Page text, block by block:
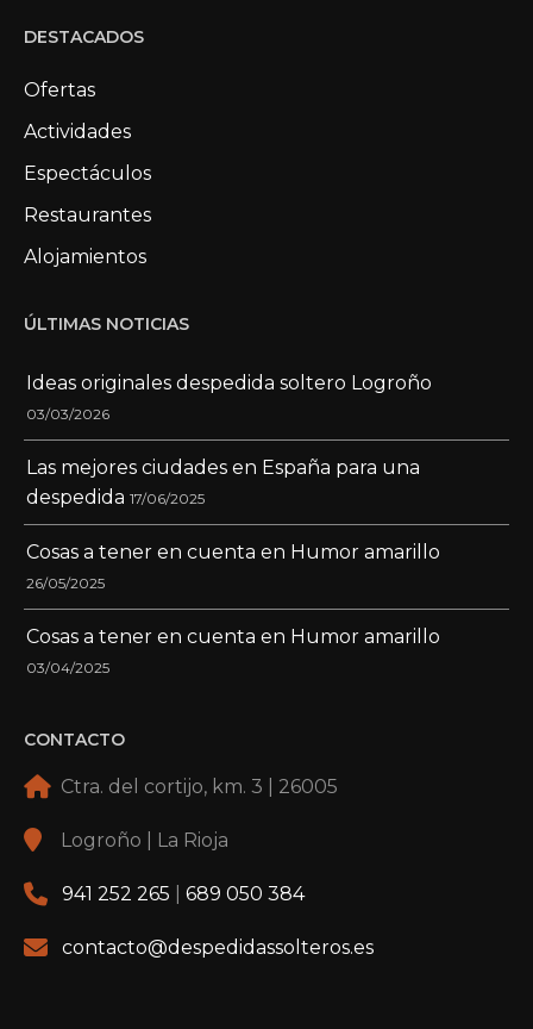
DESTACADOS
Ofertas
Actividades
Espectáculos
Restaurantes
Alojamientos
ÚLTIMAS NOTICIAS
Ideas originales despedida soltero Logroño
03/03/2026
Las mejores ciudades en España para una
despedida 17/06/2025
Cosas a tener en cuenta en Humor amarillo
26/05/2025
Cosas a tener en cuenta en Humor amarillo
03/04/2025
CONTACTO
Ctra. del cortijo, km. 3 | 26005
Logroño | La Rioja
941 252 265 689 050 384
contacto@despedidassolteros.es